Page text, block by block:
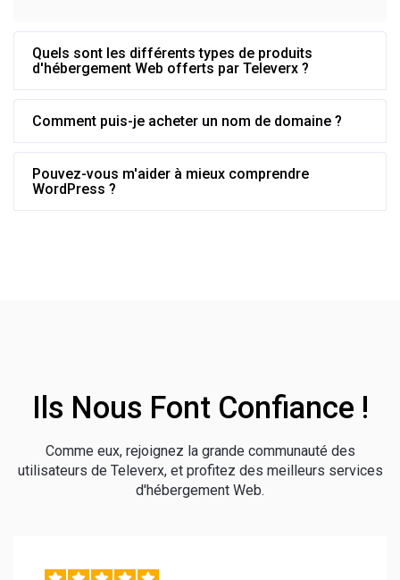
Quels sont les différents types de produits
d'hébergement Web offerts par Televerx ?
Comment puis-je acheter un nom de domaine ?
Pouvez-vous m'aider à mieux comprendre
WordPress ?
Ils Nous Font Confiance !
Comme eux, rejoignez la grande communauté des
utilisateurs de Televerx, et profitez des meilleurs services
d'hébergement Web.